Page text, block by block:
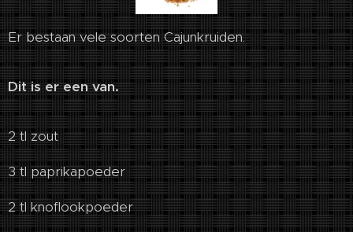
Er bestaan vele soorten Cajunkruiden.
Dit is er een van.
2 tl zout
3 tl paprikapoeder
2 tl knoflookpoeder